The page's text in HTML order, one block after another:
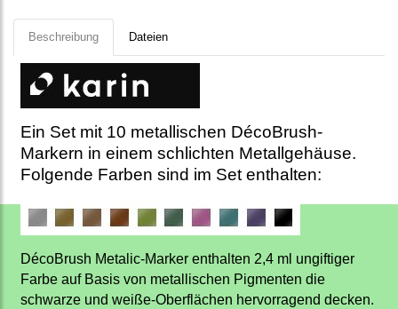
Beschreibung Dateien
Ein Set mit 10 metallischen DécoBrush-
Markern in einem schlichten Metallgehäuse.
Folgende Farben sind im Set enthalten:
DécoBrush Metalic-Marker enthalten 2,4 ml ungiftiger
Farbe auf Basis von metallischen Pigmenten die
schwarze und weiße-Oberflächen hervorragend decken.